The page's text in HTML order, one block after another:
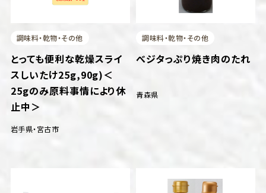
調味料・乾物・その他
とっても便利な乾燥スライ
スしいたけ25g,90g)＜
25gのみ原料事情により休
止中＞
岩手県・宮古市
調味料・乾物・その他
べジタっぷり焼き肉のたれ
青森県